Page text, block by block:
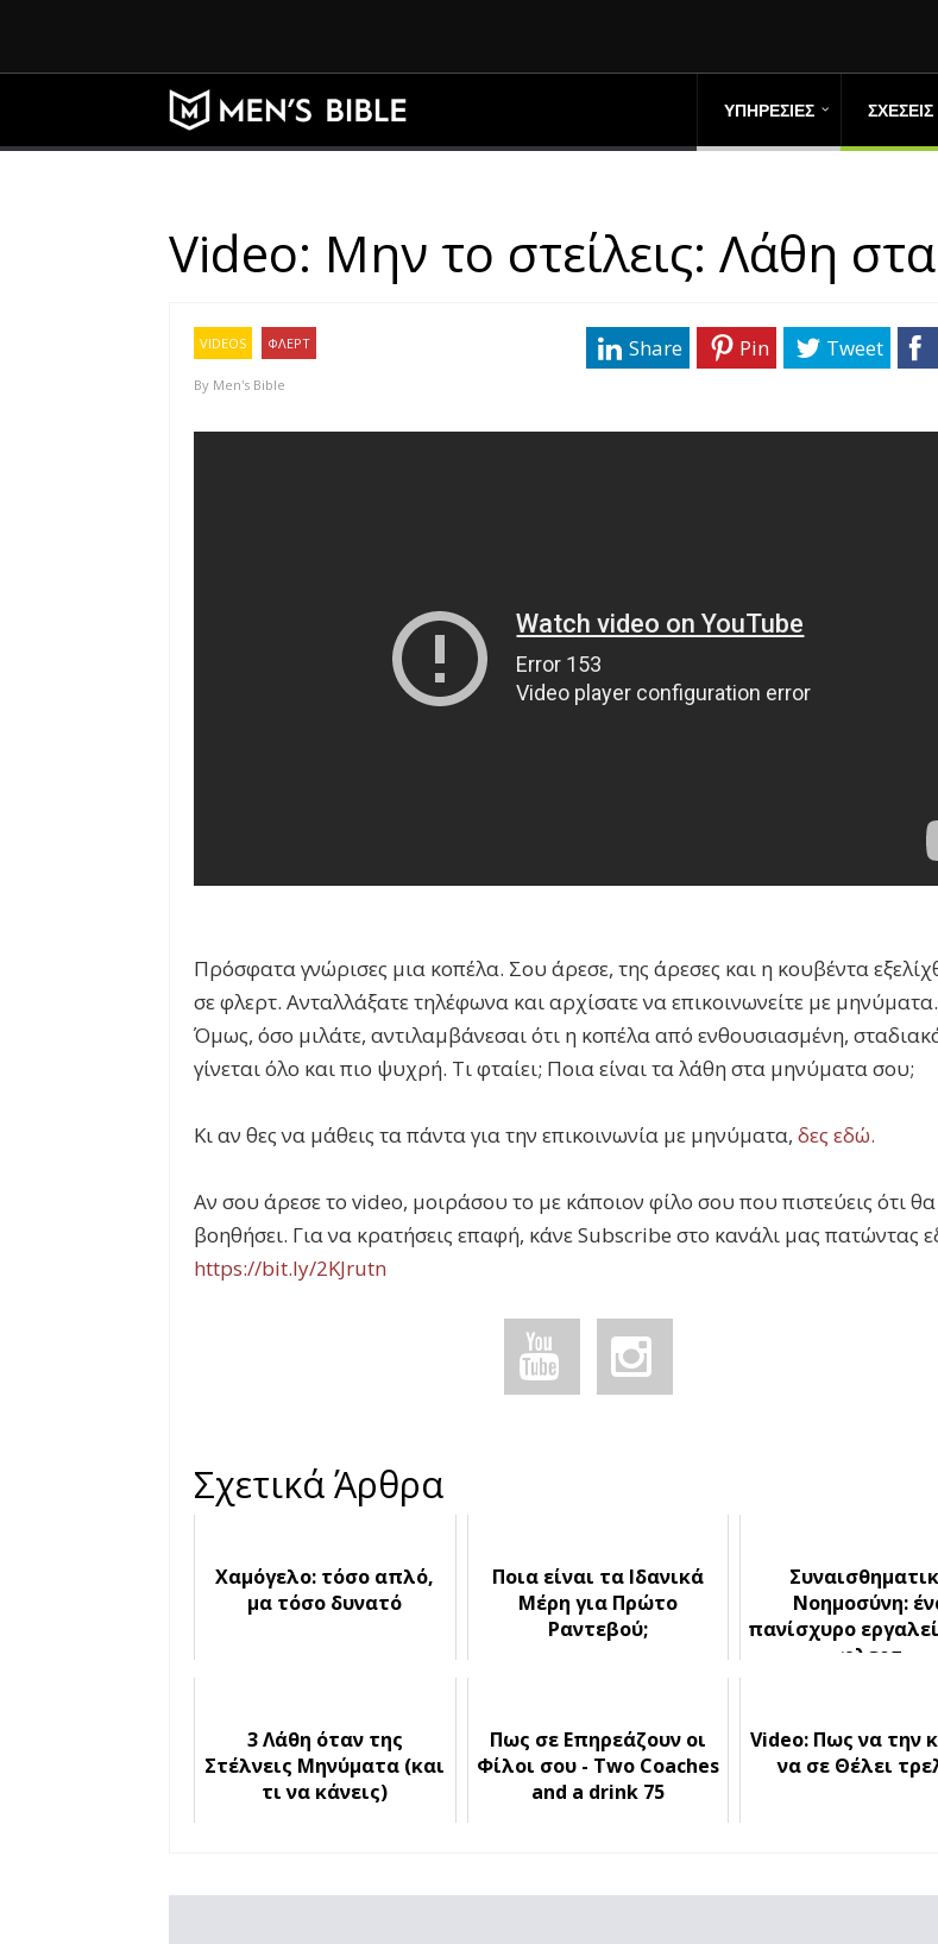
ΥΠΗΡΕΣΙΕΣ ΣΧΕΣΕΙΣ
Video: Μην το στείλεις: Λάθη
VIDEOS ΦΛΕΡΤ
By Men's Bible
Tweet
Pin
Share
Πρόσφατα γνώρισες μια κοπέλα. Σου άρεσε, της άρεσες και η κουβέντα
σε φλερτ. Ανταλλάξατε τηλέφωνα και αρχίσατε να επικοινωνείτε με μηνύματα.
Όμως, όσο μιλάτε, αντιλαμβάνεσαι ότι η κοπέλα από ενθουσιασμένη,
γίνεται όλο και πιο ψυχρή. Τι φταίει; Ποια είναι τα λάθη στα μηνύματα σου;
Κι αν θες να μάθεις τα πάντα για την επικοινωνία με μηνύματα, δες εδώ.
Αν σου άρεσε το video, μοιράσου το με κάποιον φίλο σου που πιστεύεις ότι θα
βοηθήσει. Για να κρατήσεις επαφή, κάνε Subscribe στο κανάλι μας πατώντας
https://bit.ly/2KJrutn
Σχετικά Άρθρα
Χαμόγελο: τόσο απλό,
μα τόσο δυνατό
Ποια είναι τα Ιδανικά
Μέρη για Πρώτο
Ραντεβού;
Νοημοσύνη:
πανίσχυρο
φλερτ
3 Λάθη όταν της
Στέλνεις Μηνύματα (και
τι να κάνεις)
Πως σε Επηρεάζουν οι
Φίλοι σου - Two Coaches
and a drink 75
Video: Πως να την
να σε Θέλει